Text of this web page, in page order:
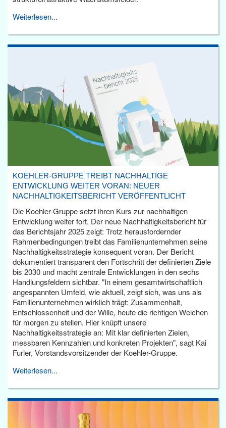
Weiterlesen...
KOEHLER-GRUPPE TREIBT NACHHALTIGE
ENTWICKLUNG WEITER VORAN: NEUER
NACHHALTIGKEITSBERICHT VERÖFFENTLICHT
Die Koehler-Gruppe setzt ihren Kurs zur nachhaltigen
Entwicklung weiter fort. Der neue Nachhaltigkeitsbericht für
das Berichtsjahr 2025 zeigt: Trotz herausfordernder
Rahmenbedingungen treibt das Familienunternehmen seine
Nachhaltigkeitsstrategie konsequent voran. Der Bericht
dokumentiert transparent den Fortschritt der definierten Ziele
bis 2030 und macht zentrale Entwicklungen in den sechs
Handlungsfeldern sichtbar. "In einem gesamtwirtschaftlich
angespannten Umfeld, wie aktuell, zeigt sich, was uns als
Familienunternehmen wirklich trägt: Zusammenhalt,
Entschlossenheit und der Wille, heute die richtigen Weichen
für morgen zu stellen. Hier knüpft unsere
Nachhaltigkeitsstrategie an: Mit klar definierten Zielen,
messbaren Kennzahlen und konkreten Projekten", sagt Kai
Furler, Vorstandsvorsitzender der Koehler-Gruppe.
Weiterlesen...